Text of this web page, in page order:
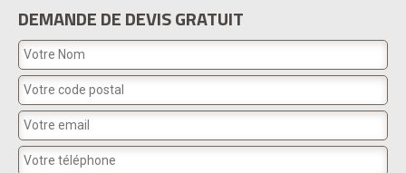
DEMANDE DE DEVIS GRATUIT